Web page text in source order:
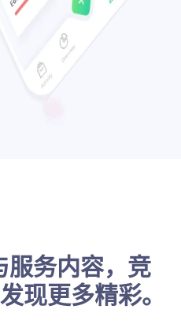
服务内容，竞
现更多精彩。